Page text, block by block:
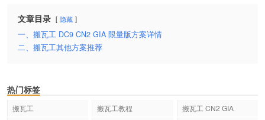
文章目录 隐藏
一、搬瓦工 DC9 CN2 GIA 限量版方案详情
二、搬瓦工其他方案推荐
热门标签
搬瓦工 搬瓦工教程
搬瓦工 CN2 GIA